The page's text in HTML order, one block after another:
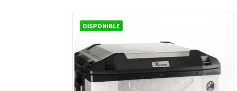
DISPONIBLE